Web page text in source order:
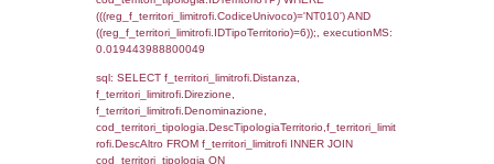
cod_territori_tipologia.IDTerritorioTP)
(((f_territori_limitrofi.IDNotifica)=4038) AND
((f_territori_limitrofi.IDTipoTerritorio)=2)),
0.068724870681763
sql: SELECT
reg_f_territori_limitrofi.Direzione,